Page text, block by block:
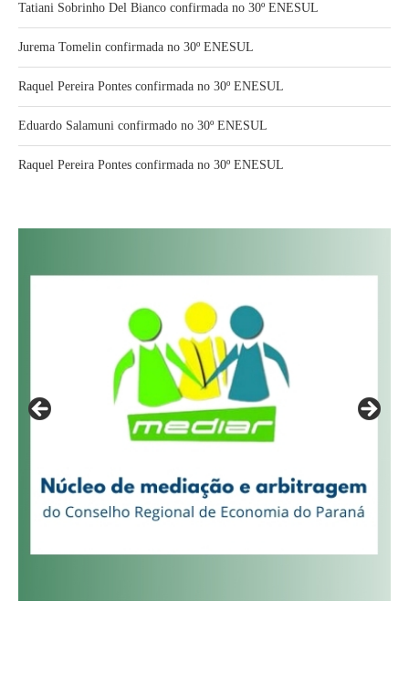
Tatiani Sobrinho Del Bianco confirmada no 30º ENESUL
Jurema Tomelin confirmada no 30º ENESUL
Raquel Pereira Pontes confirmada no 30º ENESUL
Eduardo Salamuni confirmado no 30º ENESUL
Raquel Pereira Pontes confirmada no 30º ENESUL